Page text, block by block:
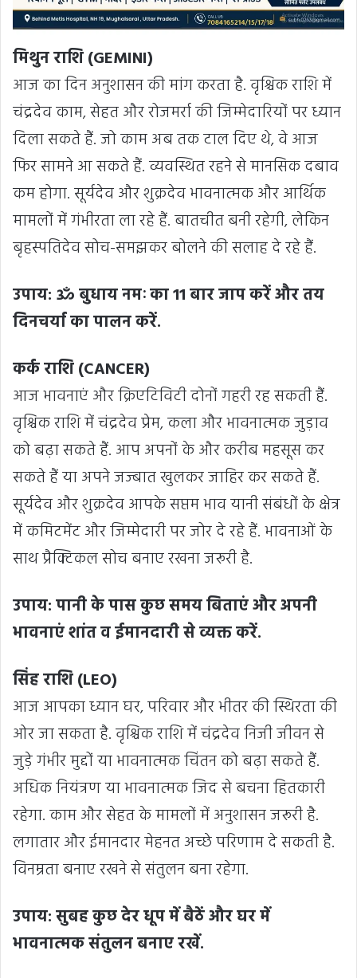
मिथुन राशि (GEMINI)
आज का दिन अनुशासन की मांग करता है. वृश्चिक राशि में
चंद्रदेव काम, सेहत और रोजमर्रा की जिम्मेदारियों पर ध्यान
दिला सकते हैं. जो काम अब तक टाल दिए थे, वे आज
फिर सामने आ सकते हैं. व्यवस्थित रहने से मानसिक दबाव
कम होगा. सूर्यदेव और शुक्रदेव भावनात्मक और आर्थिक
मामलों में गंभीरता ला रहे हैं. बातचीत बनी रहेगी, लेकिन
बृहस्पतिदेव सोच-समझकर बोलने की सलाह दे रहे हैं.
उपाय: ॐ बुधाय नमः का 11 बार जाप करें और तय
दिनचर्या का पालन करें.
कर्क राशि (CANCER)
आज भावनाएं और क्रिएटिविटी दोनों गहरी रह सकती हैं.
वृश्चिक राशि में चंद्रदेव प्रेम, कला और भावनात्मक जुड़ाव
को बढ़ा सकते हैं. आप अपनों के और करीब महसूस कर
सकते हैं या अपने जज्बात खुलकर जाहिर कर सकते हैं.
सूर्यदेव और शुक्रदेव आपके सप्तम भाव यानी संबंधों के क्षेत्र
में कमिटमेंट और जिम्मेदारी पर जोर दे रहे हैं. भावनाओं के
साथ प्रैक्टिकल सोच बनाए रखना जरूरी है.
उपाय: पानी के पास कुछ समय बिताएं और अपनी
भावनाएं शांत व ईमानदारी से व्यक्त करें.
सिंह राशि (LEO)
आज आपका ध्यान घर, परिवार और भीतर की स्थिरता की
ओर जा सकता है. वृश्चिक राशि में चंद्रदेव निजी जीवन से
जुड़े गंभीर मुद्दों या भावनात्मक चिंतन को बढ़ा सकते हैं.
अधिक नियंत्रण या भावनात्मक जिद से बचना हितकारी
रहेगा. काम और सेहत के मामलों में अनुशासन जरूरी है.
लगातार और ईमानदार मेहनत अच्छे परिणाम दे सकती है.
विनम्रता बनाए रखने से संतुलन बना रहेगा.
उपाय: सुबह कुछ देर धूप में बैठें और घर में
भावनात्मक संतुलन बनाए रखें.